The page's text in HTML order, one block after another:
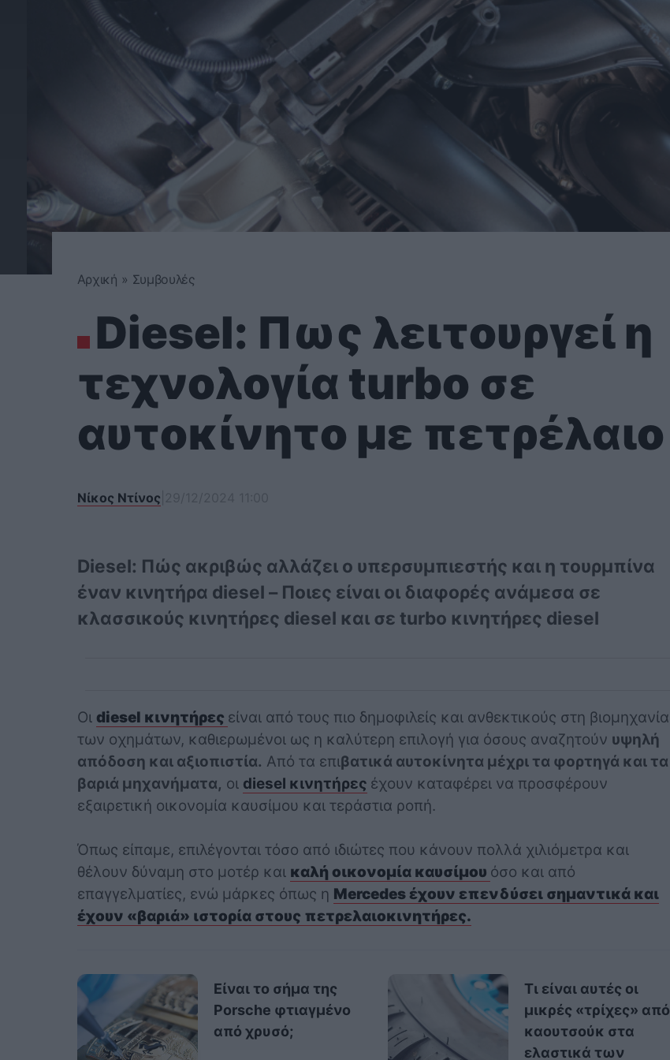
Αρχική » Συμβουλές
Diesel: Πως λειτουργεί η
τεχνολογία turbo σε
αυτοκίνητο με πετρέλαιο
Νίκος Ντίνος
Diesel: Πώς ακριβώς αλλάζει ο υπερσυμπιεστής και η τουρμπίνα
έναν κινητήρα diesel – Ποιες είναι οι διαφορές ανάμεσα σε
κλασσικούς κινητήρες diesel και σε turbo κινητήρες diesel
Οι diesel κινητήρες είναι από τους πιο δημοφιλείς και ανθεκτικούς στη βιομηχανία
των οχημάτων, καθιερωμένοι ως η καλύτερη επιλογή για όσους αναζητούν υψηλή
απόδοση και αξιοπιστία. Από τα επιβατικά αυτοκίνητα μέχρι τα φορτηγά και τα
βαριά μηχανήματα, οι diesel κινητήρες έχουν καταφέρει να προσφέρουν
εξαιρετική οικονομία καυσίμου και τεράστια ροπή.
Όπως είπαμε, επιλέγονται τόσο από ιδιώτες που κάνουν πολλά χιλιόμετρα και
θέλουν δύναμη στο μοτέρ και καλή οικονομία καυσίμου όσο και από
επαγγελματίες, ενώ μάρκες όπως η Mercedes έχουν επενδύσει σημαντικά και
έχουν «βαριά» ιστορία στους πετρελαιοκινητήρες.
Είναι το σήμα της
Porsche φτιαγμένο
από χρυσό;
Τι είναι αυτές οι
μικρές «τρίχες» από
καουτσούκ στα
ελαστικά των